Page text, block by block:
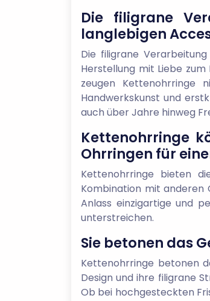
Die filigrane
langlebigen
Die filigrane
Herstellung mit Liebe
zeugen Kettenohrringe
Handwerkskunst und
auch über Jahre hinweg
Kettenohrringe
Ohrringen für
Kettenohrringe bieten
Kombination mit anderen
Anlass einzigartige und
unterstreichen.
Sie betonen das
Kettenohrringe betonen
Design und ihre filigrane
Ob bei hochgesteckten